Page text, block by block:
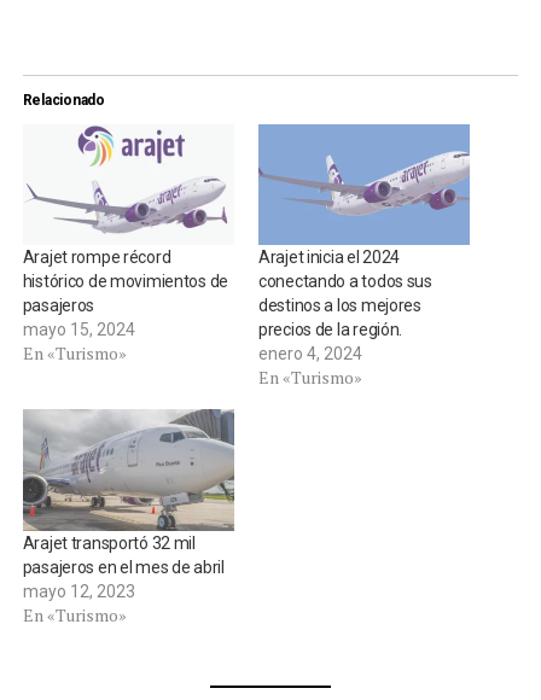
Relacionado
Arajet rompe récord
histórico de movimientos de
pasajeros
mayo 15, 2024
En «Turismo»
Arajet inicia el 2024
conectando a todos sus
destinos a los mejores
precios de la región.
enero 4, 2024
En «Turismo»
Arajet transportó 32 mil
pasajeros en el mes de abril
mayo 12, 2023
En «Turismo»